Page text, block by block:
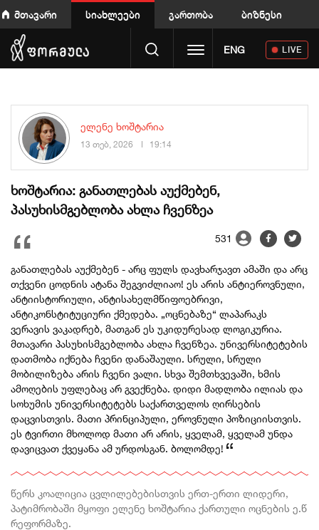
მთავარი სიახლეები გართობა ბიზნესი
Toggle navigation
ENG LIVE
ელენე ხოშტარია
13 თებ, 2026 19:14
ხოშტარია: განათლებას აუქმებენ,
პასუხისმგებლობა ახლა ჩვენზეა
531
განათლებას აუქმებენ - არც ფულს დავხარჯავთ ამაში და არც
თქვენი ცოდნის ატანა შეგვიძლიაო! ეს არის ანტიეროვნული,
ანტიისტორიული, ანტისახელმწიფოებრივი,
ანტიკონსტიტუციური ქმედება. „ოცნებაზე“ ლაპარაკს
ვერავის ვაკადრებ, მათგან ეს უკიდურესად ლოგიკურია.
მთავარი პასუხისმგებლობა ახლა ჩვენზეა. უნივერსიტეტების
დათმობა იქნება ჩვენი დანაშაული. სრული, სრული
მობილიზება არის ჩვენი ვალი. სხვა შემთხვევაში, ხმის
ამოღების უფლებაც არ გვექნება. დიდი მადლობა ილიას და
სოხუმის უნივერსიტეტებს საქართველოს ღირსების
დაცვისთვის. მათი პრინციპული, ეროვნული პოზიციისთვის.
ეს ტვირთი მხოლოდ მათი არ არის, ყველამ, ყველამ უნდა
დავიცვათ ქვეყანა ამ ურდოსგან. ბოლომდე!
წერს კოალიცია ცვლილებებისთვის ერთ-ერთი ლიდერი,
პატიმრობაში მყოფი ელენე ხოშტარია ქართული ოცნების ე.წ
რეფორმაზე.